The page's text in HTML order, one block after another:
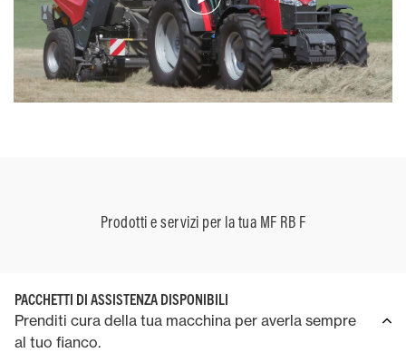
Prodotti e servizi per la tua MF RB F
PACCHETTI DI ASSISTENZA DISPONIBILI
Prenditi cura della tua macchina per averla sempre
al tuo fianco.